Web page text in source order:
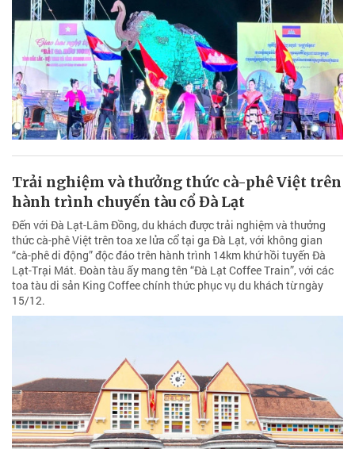
Trải nghiệm và thưởng thức cà-phê Việt trên
hành trình chuyến tàu cổ Đà Lạt
Đến với Đà Lạt-Lâm Đồng, du khách được trải nghiệm và thưởng
thức cà-phê Việt trên toa xe lửa cổ tại ga Đà Lạt, với không gian
“cà-phê di động” độc đáo trên hành trình 14km khứ hồi tuyến Đà
Lạt-Trại Mát. Đoàn tàu ấy mang tên “Đà Lạt Coffee Train”, với các
toa tàu di sản King Coffee chính thức phục vụ du khách từ ngày
15/12.